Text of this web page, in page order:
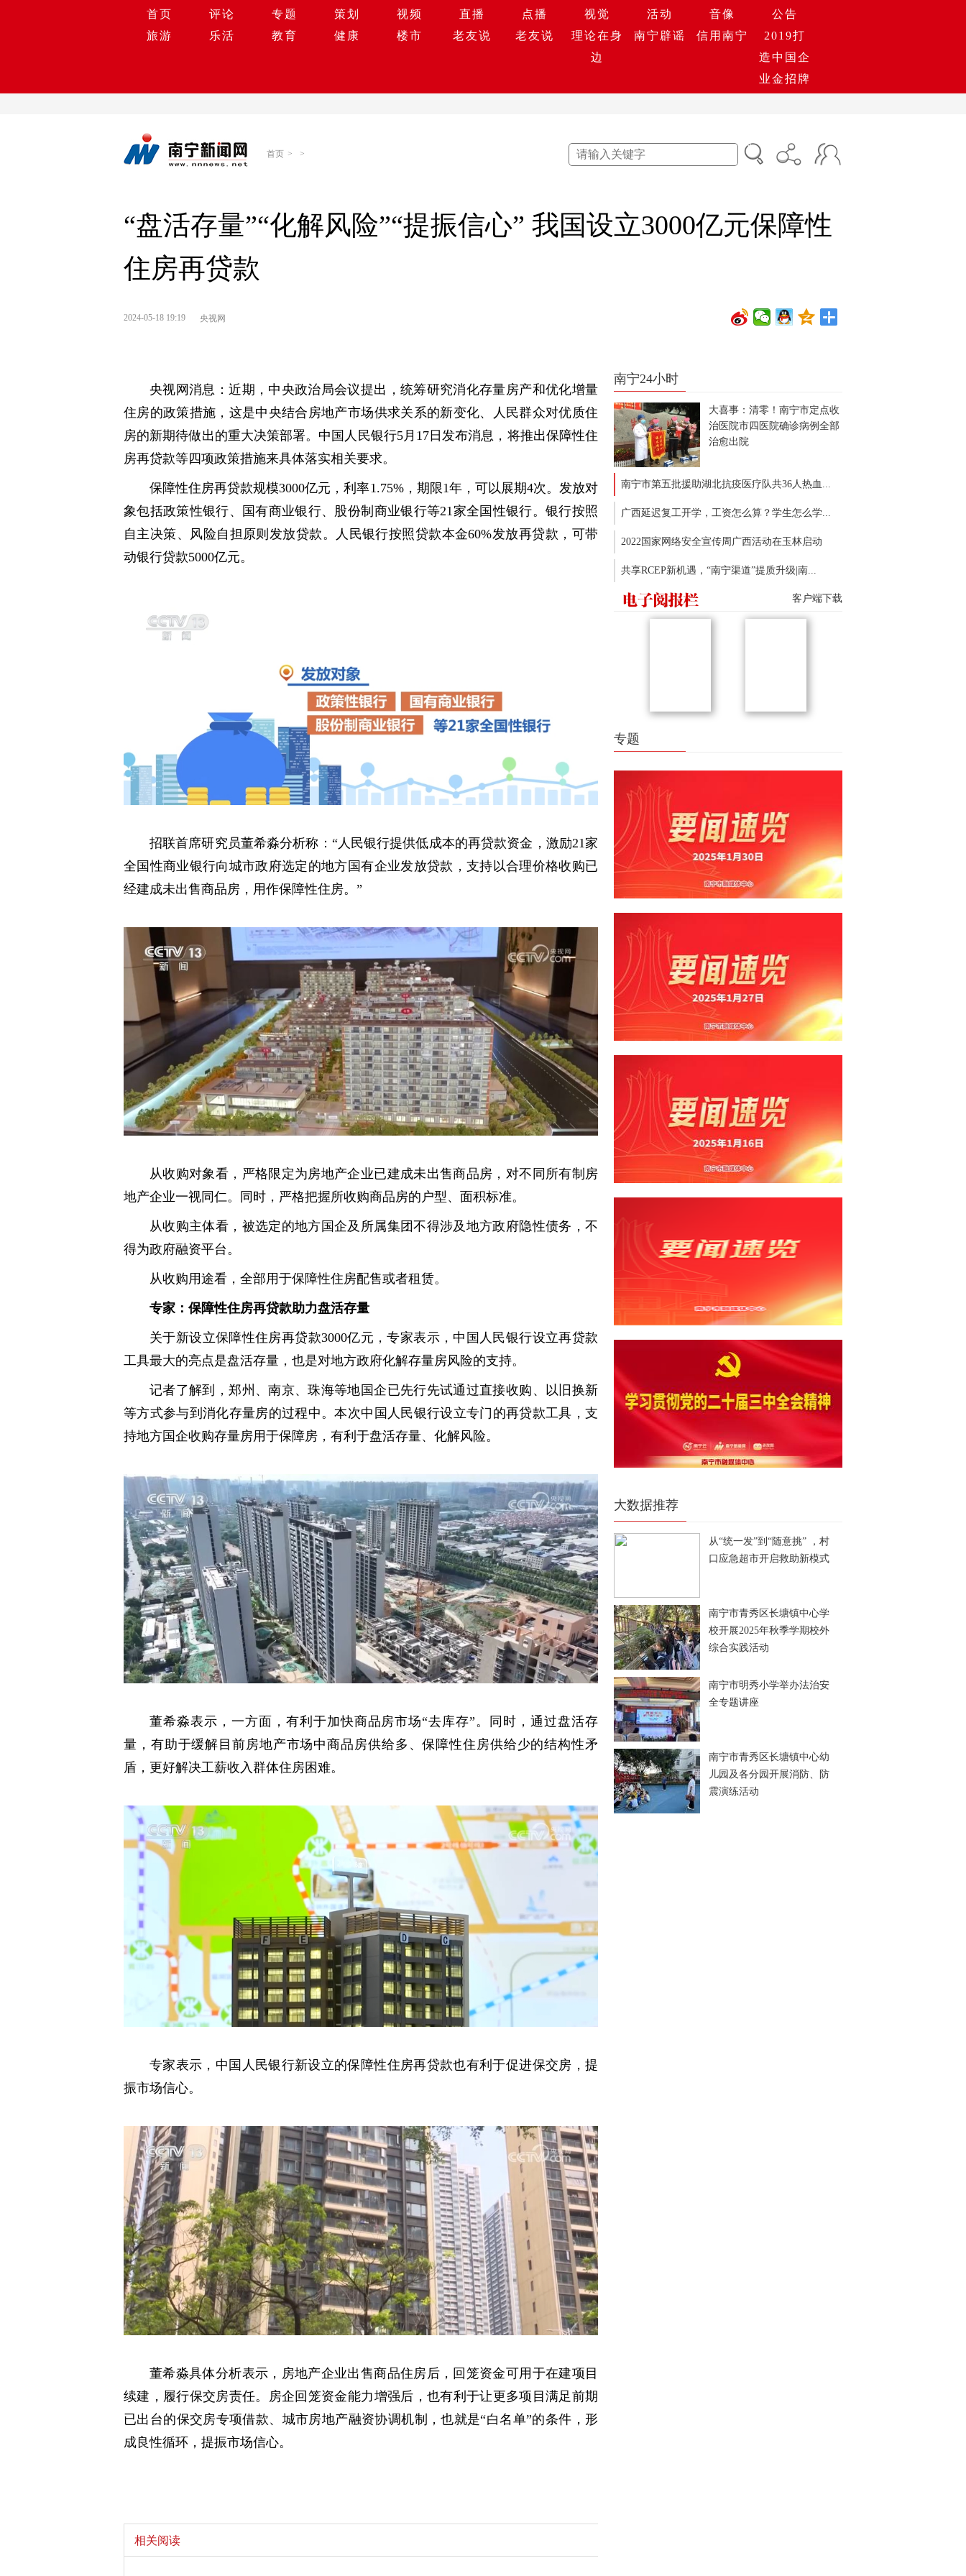
首页 评论 专题 策划 视频 直播 点播 视觉 活动 音像
公告
旅游
乐活 教育 健康 楼市 老友说 老友说
理论在身
边
南宁辟谣 信用南宁
2019打
造中国企
业金招牌
首页 > >
“盘活存量”“化解风险”“提振信心” 我国设立3000亿元保障性
住房再贷款
2024-05-18 19:19 央视网
央视网消息：近期，中央政治局会议提出，统筹研究消化存量房产和优化增量
住房的政策措施，这是中央结合房地产市场供求关系的新变化、人民群众对优质住
房的新期待做出的重大决策部署。中国人民银行5月17日发布消息，将推出保障性住
房再贷款等四项政策措施来具体落实相关要求。
保障性住房再贷款规模3000亿元，利率1.75%，期限1年，可以展期4次。发放对
象包括政策性银行、国有商业银行、股份制商业银行等21家全国性银行。银行按照
自主决策、风险自担原则发放贷款。人民银行按照贷款本金60%发放再贷款，可带
动银行贷款5000亿元。
招联首席研究员董希淼分析称：“人民银行提供低成本的再贷款资金，激励21家
全国性商业银行向城市政府选定的地方国有企业发放贷款，支持以合理价格收购已
经建成未出售商品房，用作保障性住房。”
从收购对象看，严格限定为房地产企业已建成未出售商品房，对不同所有制房
地产企业一视同仁。同时，严格把握所收购商品房的户型、面积标准。
从收购主体看，被选定的地方国企及所属集团不得涉及地方政府隐性债务，不
得为政府融资平台。
从收购用途看，全部用于保障性住房配售或者租赁。
专家：保障性住房再贷款助力盘活存量
关于新设立保障性住房再贷款3000亿元，专家表示，中国人民银行设立再贷款
工具最大的亮点是盘活存量，也是对地方政府化解存量房风险的支持。
记者了解到，郑州、南京、珠海等地国企已先行先试通过直接收购、以旧换新
等方式参与到消化存量房的过程中。本次中国人民银行设立专门的再贷款工具，支
持地方国企收购存量房用于保障房，有利于盘活存量、化解风险。
董希淼表示，一方面，有利于加快商品房市场“去库存”。同时，通过盘活存
量，有助于缓解目前房地产市场中商品房供给多、保障性住房供给少的结构性矛
盾，更好解决工薪收入群体住房困难。
专家表示，中国人民银行新设立的保障性住房再贷款也有利于促进保交房，提
振市场信心。
董希淼具体分析表示，房地产企业出售商品住房后，回笼资金可用于在建项目
续建，履行保交房责任。房企回笼资金能力增强后，也有利于让更多项目满足前期
已出台的保交房专项借款、城市房地产融资协调机制，也就是“白名单”的条件，形
成良性循环，提振市场信心。
相关阅读
南宁24小时
大喜事：清零！南宁市定点收
治医院市四医院确诊病例全部
治愈出院
南宁市第五批援助湖北抗疫医疗队共36人热血...
广西延迟复工开学，工资怎么算？学生怎么学...
2022国家网络安全宣传周广西活动在玉林启动
共享RCEP新机遇，“南宁渠道”提质升级|南...
客户端下载
专题
大数据推荐
从“统一发”到“随意挑” ，村
口应急超市开启救助新模式
南宁市青秀区长塘镇中心学
校开展2025年秋季学期校外
综合实践活动
南宁市明秀小学举办法治安
全专题讲座
南宁市青秀区长塘镇中心幼
儿园及各分园开展消防、防
震演练活动